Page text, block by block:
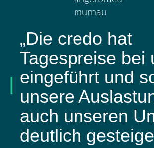
„Die credo hat
Tagespreise bei
eingeführt und
unsere
auch unseren
deutlich